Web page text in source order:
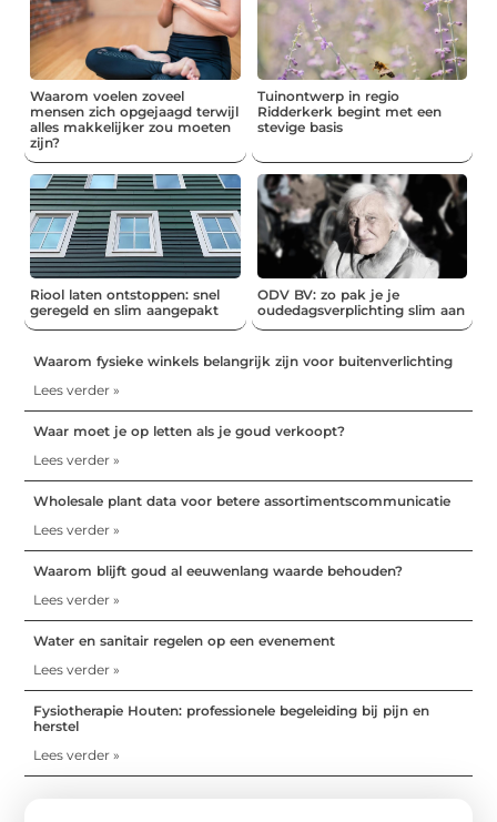
Waarom voelen zoveel
mensen zich opgejaagd terwijl
alles makkelijker zou moeten
zijn?
Tuinontwerp in regio
Ridderkerk begint met een
stevige basis
Riool laten ontstoppen: snel
geregeld en slim aangepakt
ODV BV: zo pak je je
oudedagsverplichting slim aan
Waarom fysieke winkels belangrijk zijn voor buitenverlichting
Lees verder »
Waar moet je op letten als je goud verkoopt?
Lees verder »
Wholesale plant data voor betere assortimentscommunicatie
Lees verder »
Waarom blijft goud al eeuwenlang waarde behouden?
Lees verder »
Water en sanitair regelen op een evenement
Lees verder »
Fysiotherapie Houten: professionele begeleiding bij pijn en
herstel
Lees verder »